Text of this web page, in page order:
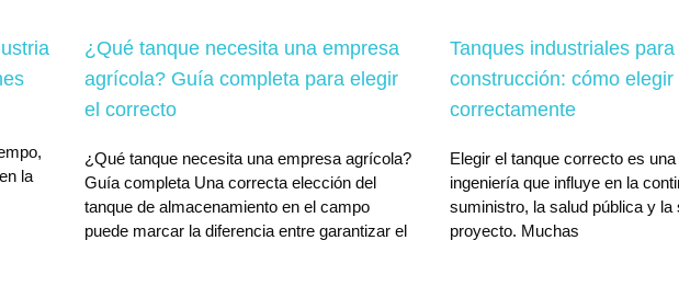
la
¿Qué tanque necesita una empresa
agrícola? Guía completa para elegir
el correcto
¿Qué tanque necesita una empresa agrícola?
Guía completa Una correcta elección del
tanque de almacenamiento en el campo
puede marcar la diferencia entre garantizar el
Tanques industriales para
construcción: cómo elegir
correctamente
Elegir el tanque correcto es
ingeniería que influye en la
suministro, la salud pública y la
proyecto. Muchas